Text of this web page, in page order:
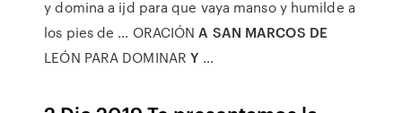
y domina a ijd para que vaya manso y humilde a
los pies de … ORACIÓNA SAN MARCOS DE
LEÓN PARA DOMINARY …